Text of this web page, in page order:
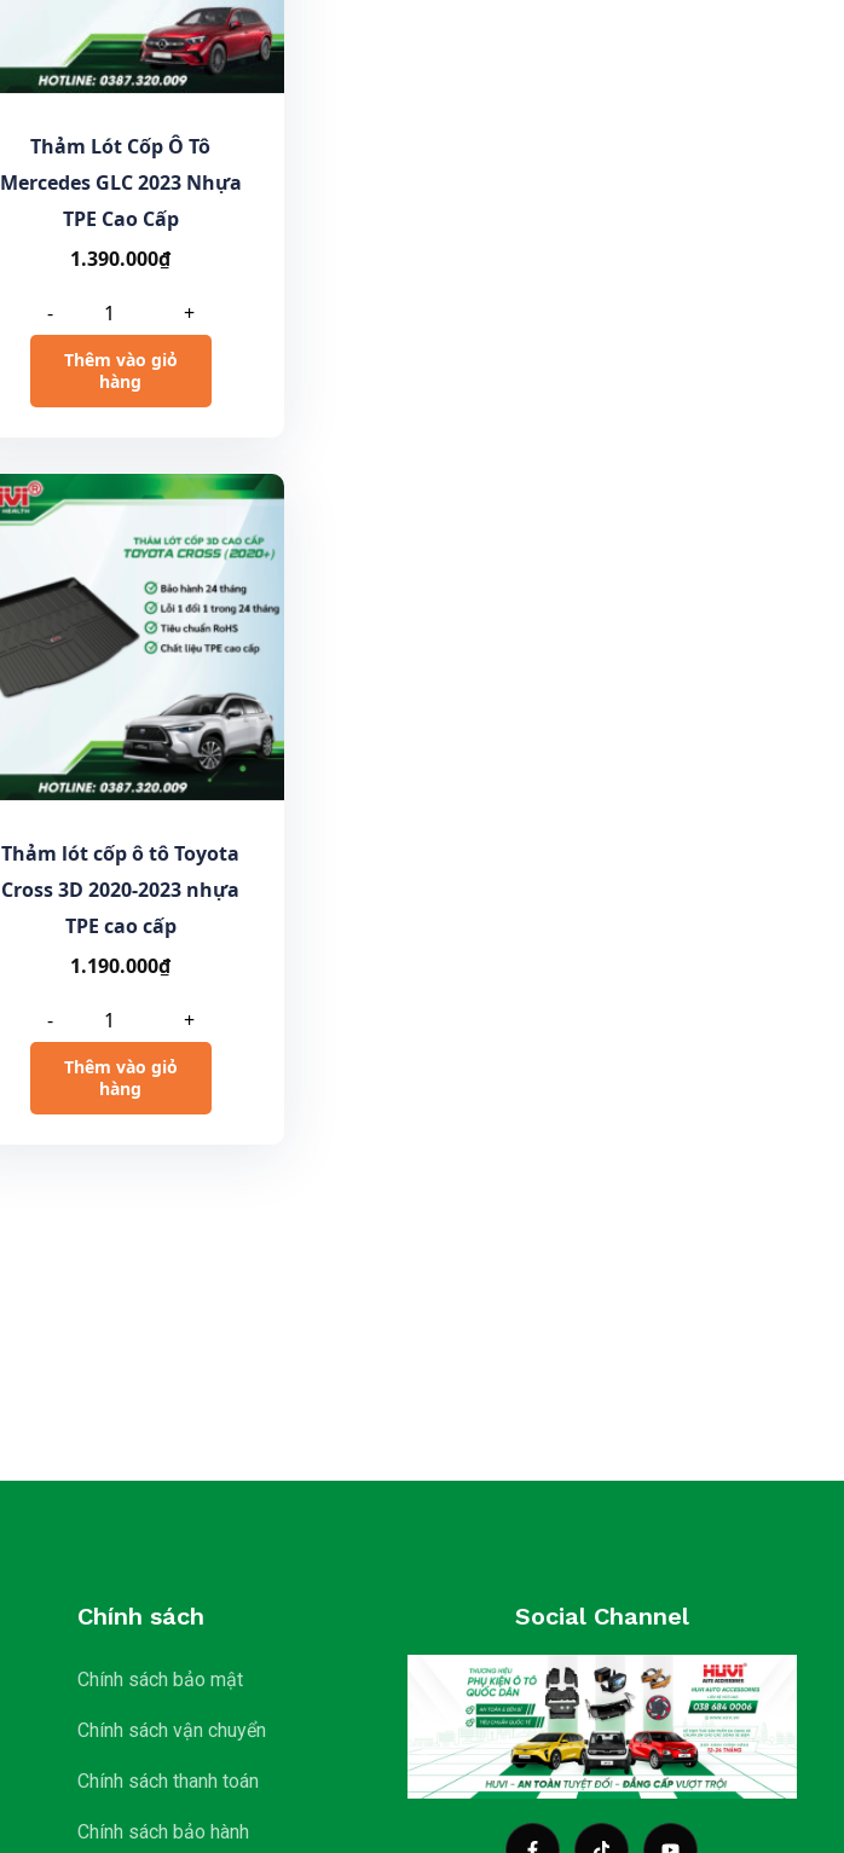
Thảm Lót Cốp Ô Tô
Mercedes GLC 2023 Nhựa
TPE Cao Cấp
1.390.000₫
- +
Thêm vào giỏ
hàng
Thảm lót cốp ô tô Toyota
Cross 3D 2020-2023 nhựa
TPE cao cấp
1.190.000₫
- +
Thêm vào giỏ
hàng
Chính sách
Chính sách bảo mật
Chính sách vận chuyển
Chính sách thanh toán
Chính sách bảo hành
Social Channel